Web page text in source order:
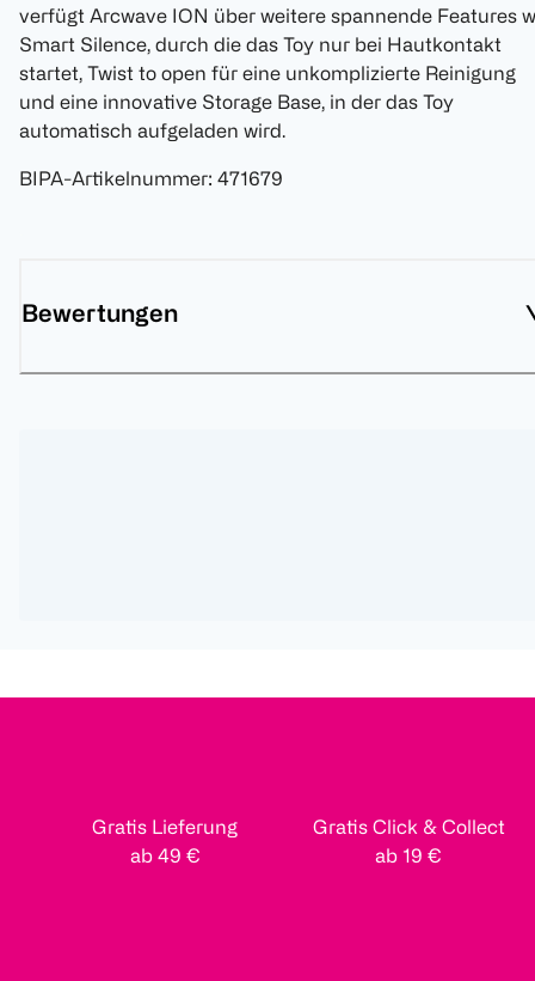
verfügt Arcwave ION über weitere spannende Features
Smart Silence, durch die das Toy nur bei Hautkontakt
startet, Twist to open für eine unkomplizierte Reinigung
und eine innovative Storage Base, in der das Toy
automatisch aufgeladen wird.
BIPA-Artikelnummer: 471679
Bewertungen
Gratis Lieferung
ab 49 €
Gratis Click & Collect
ab 19 €